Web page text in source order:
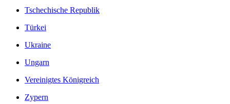
Tschechische Republik
Türkei
Ukraine
Ungarn
Vereinigtes Königreich
Zypern